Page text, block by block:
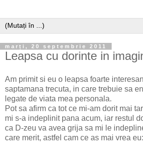
marți, 20 septembrie 2011
Leapsa cu dorinte in
Am primit si eu o leapsa foarte
saptamana trecuta, in care trebuie sa
legate de viata mea personala.
Pot sa afirm ca tot ce mi-am dorit mai
mi s-a indeplinit pana acum, iar restul
ca D-zeu va avea grija sa mi le
care merit, astfel cam ce as mai vrea eu: